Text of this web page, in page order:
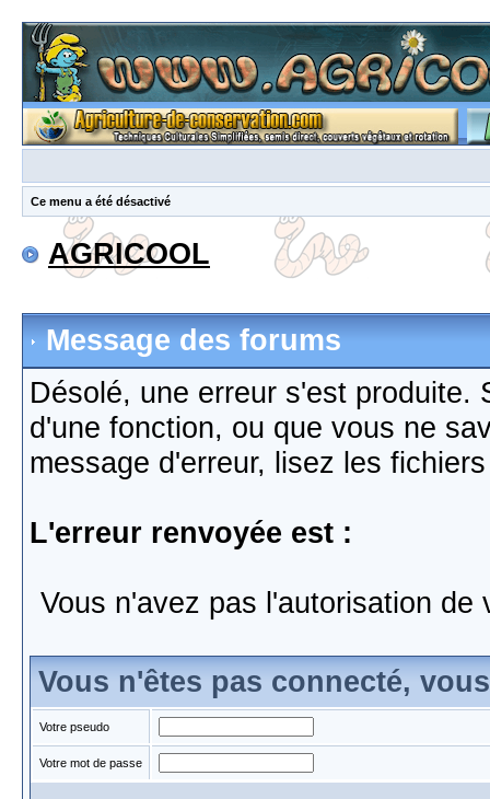
Ce menu a été désactivé
AGRICOOL
Message des forums
Désolé, une erreur s'est produite.
d'une fonction, ou que vous ne
message d'erreur, lisez les
L'erreur renvoyée est :
Vous n'avez pas l'autorisation de
Vous n'êtes pas connecté,
Votre pseudo
Votre mot de passe